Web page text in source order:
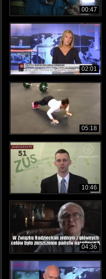
00:47
02:01
05:18
10:46
04:36